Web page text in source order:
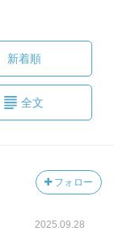
新着順
全文
フォロー
2025.09.28